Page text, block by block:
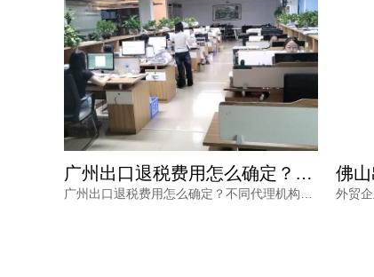
广州出口退税费用怎么确定？这三个细节不看清容易钱货两空